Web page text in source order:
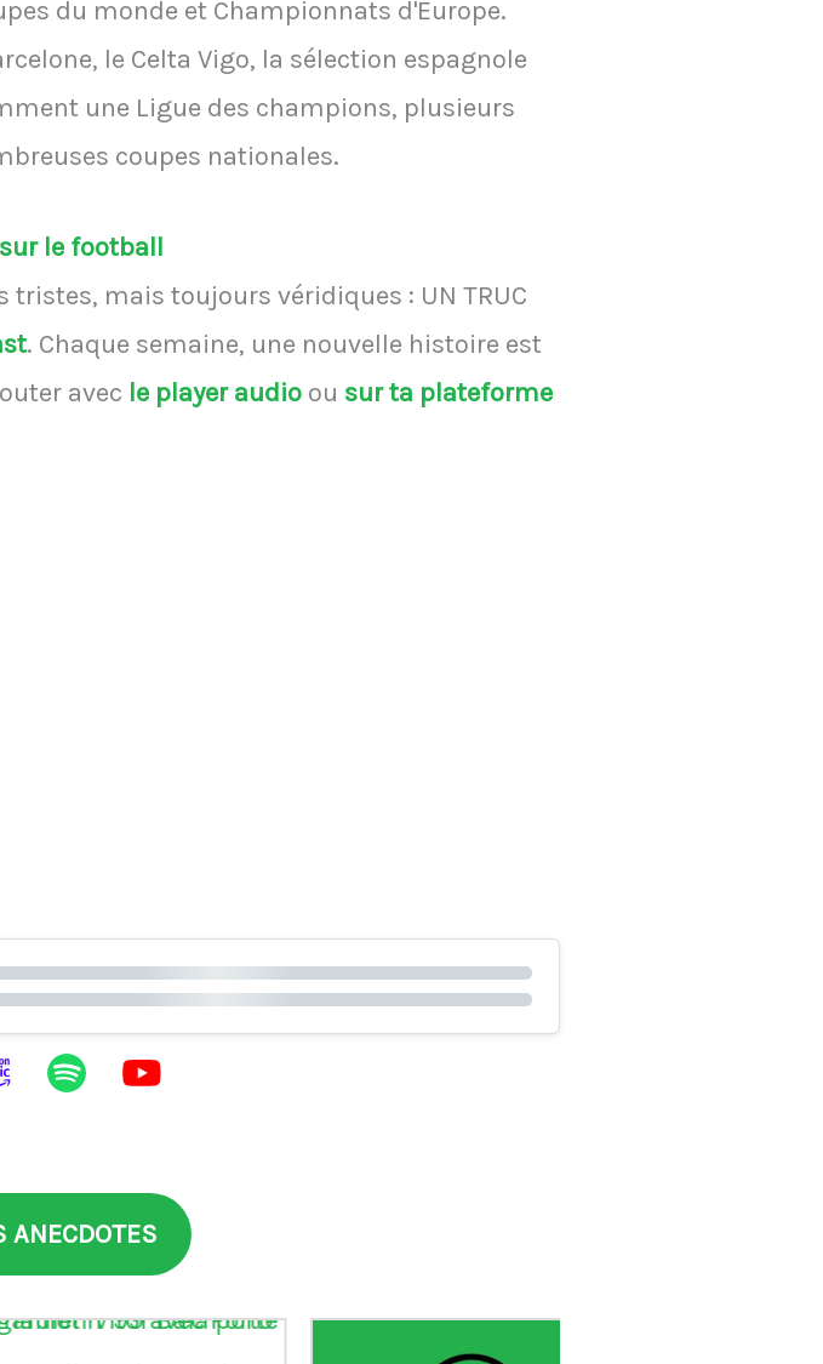
du monde et Championnats d'Europe.
le Celta Vigo, la sélection espagnole
une Ligue des champions, plusieurs
coupes nationales.
sur le football
mais toujours véridiques : UN TRUC
. Chaque semaine, une nouvelle histoire est
avec le player audio ou sur ta plateforme
ANECDOTES